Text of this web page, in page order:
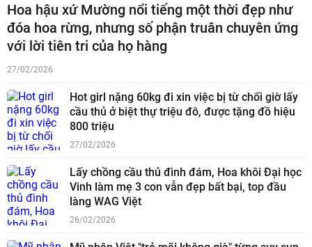
Hoa hậu xứ Mường nổi tiếng một thời đẹp như
đóa hoa rừng, nhưng số phận truân chuyên ứng
với lời tiên tri của họ hàng
27/02/2026
Hot girl nặng 60kg đi xin việc bị từ chối giờ lấy
cầu thủ ở biệt thự triệu đô, được tặng đồ hiệu
800 triệu
27/02/2026
Lấy chồng cầu thủ đình đám, Hoa khôi Đại học
Vinh làm mẹ 3 con vẫn đẹp bất bại, top đầu
làng WAG Việt
26/02/2026